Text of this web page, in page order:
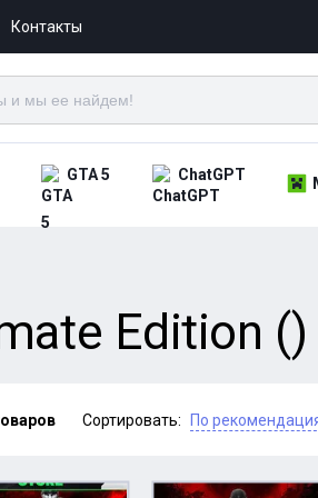
Контакты
GTA 5 ChatGPT
Edition ()
Сортировать: По